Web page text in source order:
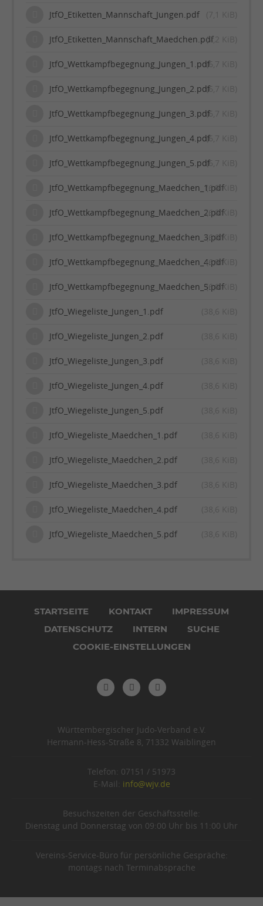
JtfO_Etiketten_Mannschaft_Jungen.pdf (7,1 KiB)
JtfO_Etiketten_Mannschaft_Maedchen.pdf(7,2 KiB)
JtfO_Wettkampfbegegnung_Jungen_1.pdf(6,7 KiB)
JtfO_Wettkampfbegegnung_Jungen_2.pdf(6,7 KiB)
JtfO_Wettkampfbegegnung_Jungen_3.pdf(6,7 KiB)
JtfO_Wettkampfbegegnung_Jungen_4.pdf(6,7 KiB)
JtfO_Wettkampfbegegnung_Jungen_5.pdf(6,7 KiB)
JtfO_Wettkampfbegegnung_Maedchen_1.pdf
(6,8 KiB)
JtfO_Wettkampfbegegnung_Maedchen_2.pdf
(6,8 KiB)
JtfO_Wettkampfbegegnung_Maedchen_3.pdf
(6,8 KiB)
JtfO_Wettkampfbegegnung_Maedchen_4.pdf
(6,9 KiB)
JtfO_Wettkampfbegegnung_Maedchen_5.pdf
(6,8 KiB)
JtfO_Wiegeliste_Jungen_1.pdf (38,6 KiB)
JtfO_Wiegeliste_Jungen_2.pdf (38,6 KiB)
JtfO_Wiegeliste_Jungen_3.pdf (38,6 KiB)
JtfO_Wiegeliste_Jungen_4.pdf (38,6 KiB)
JtfO_Wiegeliste_Jungen_5.pdf (38,6 KiB)
JtfO_Wiegeliste_Maedchen_1.pdf (38,6 KiB)
JtfO_Wiegeliste_Maedchen_2.pdf (38,6 KiB)
JtfO_Wiegeliste_Maedchen_3.pdf (38,6 KiB)
JtfO_Wiegeliste_Maedchen_4.pdf (38,6 KiB)
JtfO_Wiegeliste_Maedchen_5.pdf (38,6 KiB)
überspringen
STARTSEITE KONTAKT
IMPRESSUM
DATENSCHUTZ
INTERN
SUCHE
COOKIE-EINSTELLUNGEN
Württembergischer Judo-Verband e.V.
Hermann-Hess-Straße 8, 71332 Waiblingen
Telefon: 07151 / 51973
E-Mail: info@wjv.de
Besuchszeiten der Geschäftsstelle:
Dienstag und Donnerstag von 09:00 Uhr bis 11:00 Uhr
Vereins-Service-Büro für persönliche Gespräche:
montags nach Terminabsprache